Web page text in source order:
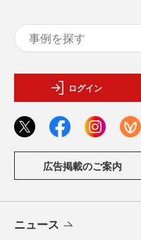
ログイン
広告掲載のご案内
ニュース